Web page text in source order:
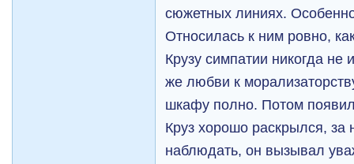
сюжетных линиях.
Относилась к ним ровно,
Крузу симпатии никогда не
же любви к
шкафу полно. Потом
Круз хорошо раскрылся, за
наблюдать, он вызывал